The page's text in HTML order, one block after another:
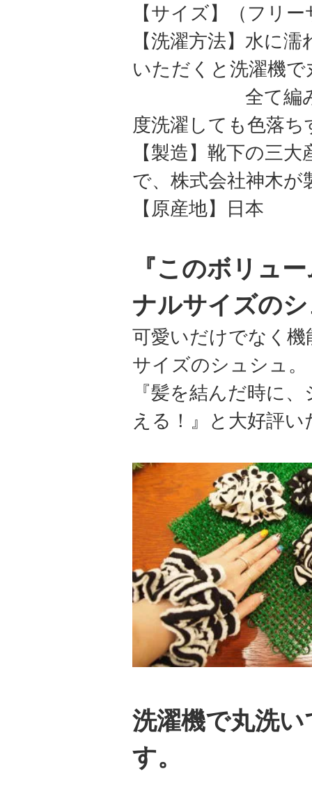
【サイズ】（フリ
【洗濯方法】水に
いただくと洗濯機
全て編み込み
度洗濯しても色落
【製造】靴下の三
で、株式会社神木が
【原産地】日本
『このボリュ
ナルサイズの
可愛いだけでなく
サイズのシュシュ。
『髪を結んだ時に
える！』と大好評
洗濯機で丸洗
す。